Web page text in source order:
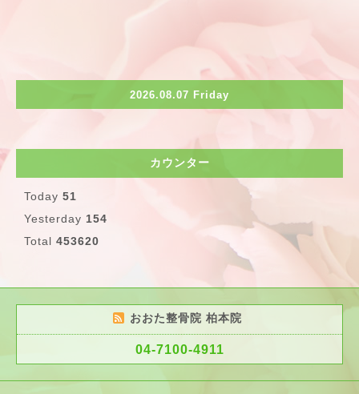
2026.08.07 Friday
カウンター
Today 51
Yesterday 154
Total 453620
おおた整骨院 柏本院
04-7100-4911